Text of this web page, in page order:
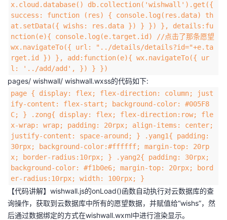
x.cloud.database() db.collection('wishwall').get({
success: function (res) { console.log(res.data) th
at.setData({ wishs: res.data }) } }) }, details:fu
nction(e){ console.log(e.target.id) //点击了那条愿望
wx.navigateTo({ url: "../details/details?id="+e.ta
rget.id }) }, add:function(e){ wx.navigateTo({ ur
l: '../add/add', }) } })
pages/ wishwall/ wishwall.wxss的代码如下:
page { display: flex; flex-direction: column; just
ify-content: flex-start; background-color: #005F8
C; } .zong{ display: flex; flex-direction:row; fle
x-wrap: wrap; padding: 20rpx; align-items: center;
justify-content: space-around; } .yang1{ padding:
30rpx; background-color:#ffffff; margin-top: 20rp
x; border-radius:10rpx; } .yang2{ padding: 30rpx;
background-color: #f1b0e6; margin-top: 20rpx; bord
er-radius:10rpx; width: 100rpx; }
【代码讲解】wishwall.js的onLoad()函数自动执行对云数据库的查
询操作，获取到云数据库中所有的愿望数据，并赋值给“wishs”，然
后通过数据绑定的方式在wishwall.wxml中进行渲染显示。